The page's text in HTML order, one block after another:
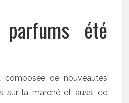
parfums été
de nouveautés
sur la marché et aussi de